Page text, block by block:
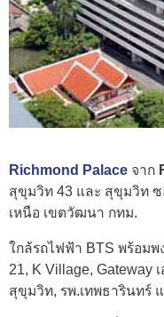
Richmond Palace จาก
สุขุมวิท 43 และ สุขุมวิท
เหนือ เขตวัฒนา กทม.
ใกล้รถไฟฟ้า BTS พร้อมพ
21, K Village, Gateway
สุขุมวิท, รพ.เทพธารินทร์